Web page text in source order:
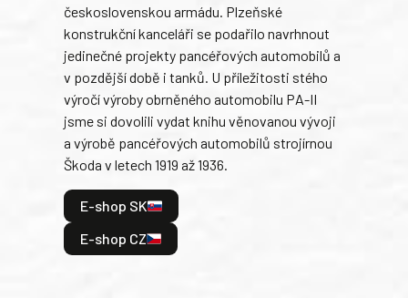
československou armádu. Plzeňské
konstrukční kanceláři se podařilo navrhnout
jedinečné projekty pancéřových automobilů a
v pozdější době i tanků. U příležitosti stého
výročí výroby obrněného automobilu PA-II
jsme si dovolili vydat knihu věnovanou vývoji
a výrobě pancéřových automobilů strojírnou
Škoda v letech 1919 až 1936.
E-shop SK
E-shop CZ